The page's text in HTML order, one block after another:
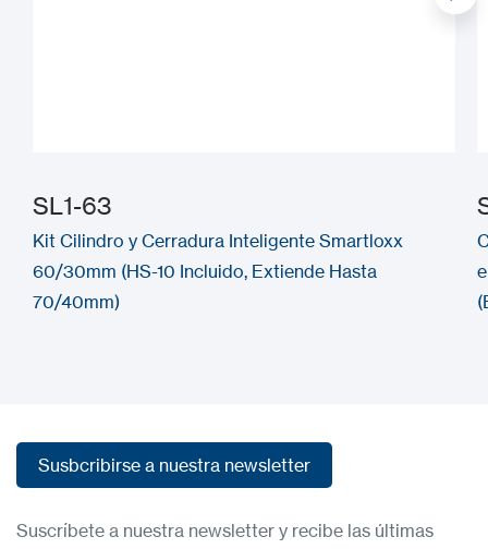
SL1-63
Kit Cilindro y Cerradura Inteligente Smartloxx
60/30mm (HS-10 Incluido, Extiende Hasta
70/40mm)
Susbcribirse a nuestra newsletter
Suscríbete a nuestra newsletter y recibe las últimas